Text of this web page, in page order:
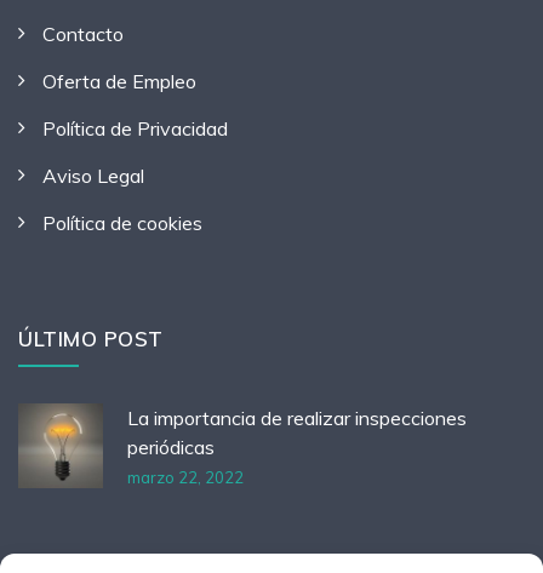
Contacto
Oferta de Empleo
Política de Privacidad
Aviso Legal
Política de cookies
ÚLTIMO POST
La importancia de realizar inspecciones
periódicas
marzo 22, 2022